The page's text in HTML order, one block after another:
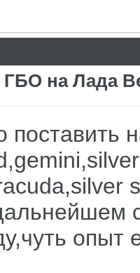
ГБО на Лада
поставить
опыт